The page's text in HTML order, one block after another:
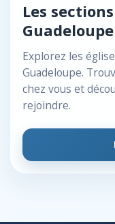
Les
Guadeloupe
Explorez les
Guadeloupe.
chez vous et
rejoindre.